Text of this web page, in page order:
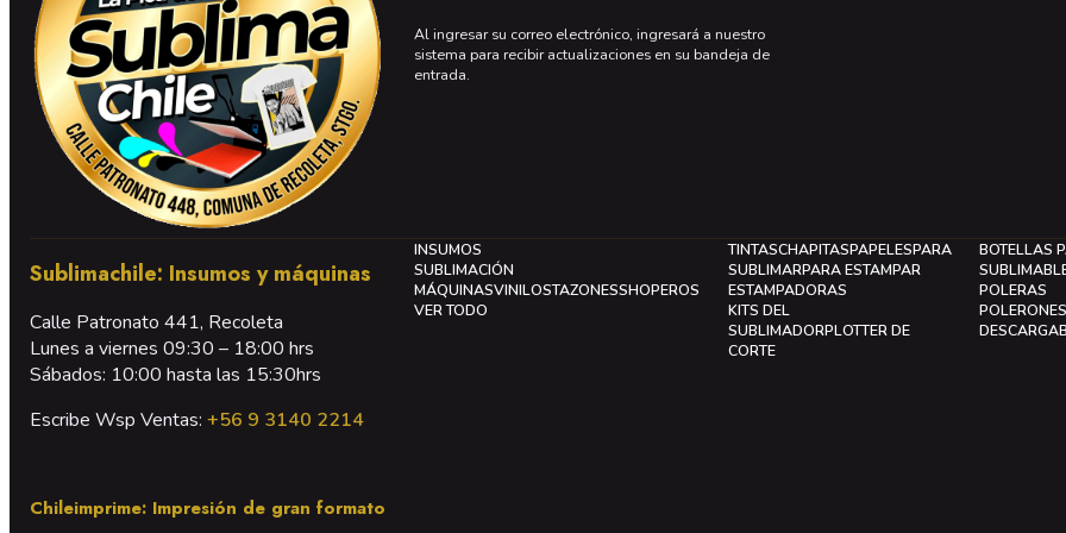
Al ingresar su correo electrónico, ingresará a nuestro
sistema para recibir actualizaciones en su bandeja de
entrada.
Sublimachile: Insumos y máquinas
Calle Patronato 441, Recoleta
Lunes a viernes 09:30 – 18:00 hrs
Sábados: 10:00 hasta las 15:30hrs
Escribe Wsp Ventas: +56 9 3140 2214
Chileimprime: Impresión de gran formato
INSUMOS
SUBLIMACIÓN
MÁQUINASVINILOSTAZONESSHOPEROS
VER TODO
TINTASCHAPITASPAPELESPARA
SUBLIMARPARA ESTAMPAR
ESTAMPADORAS
KITS DEL
SUBLIMADORPLOTTER DE
CORTE
BOTELLAS
POLERAS